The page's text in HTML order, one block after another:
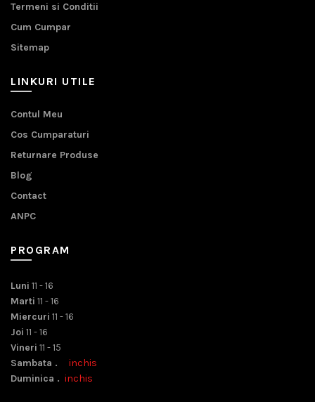
Termeni si Conditii
Cum Cumpar
Sitemap
LINKURI UTILE
Contul Meu
Cos Cumparaturi
Returnare Produse
Blog
Contact
ANPC
PROGRAM
Luni 11 - 16
Marti 11 - 16
Miercuri 11 - 16
Joi 11 - 16
Vineri 11 - 15
Sambata . inchis
Duminica . inchis